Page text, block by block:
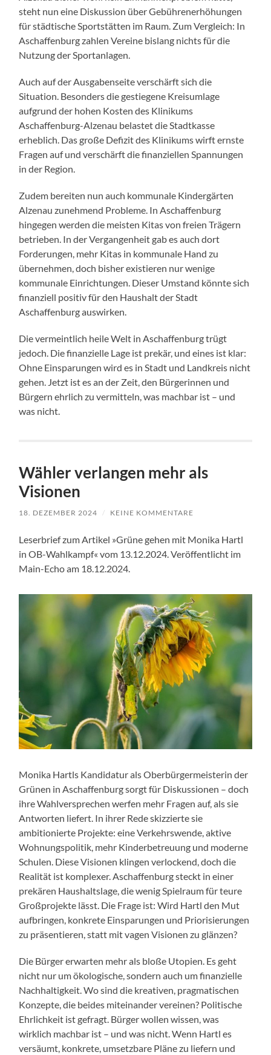
steht nun eine Diskussion über Gebührenerhöhungen
für städtische Sportstätten im Raum. Zum Vergleich: In
Aschaffenburg zahlen Vereine bislang nichts für die
Nutzung der Sportanlagen.
Auch auf der Ausgabenseite verschärft sich die
Situation. Besonders die gestiegene Kreisumlage
aufgrund der hohen Kosten des Klinikums
Aschaffenburg-Alzenau belastet die Stadtkasse
erheblich. Das große Defizit des Klinikums wirft ernste
Fragen auf und verschärft die finanziellen Spannungen
in der Region.
Zudem bereiten nun auch kommunale Kindergärten
Alzenau zunehmend Probleme. In Aschaffenburg
hingegen werden die meisten Kitas von freien Trägern
betrieben. In der Vergangenheit gab es auch dort
Forderungen, mehr Kitas in kommunale Hand zu
übernehmen, doch bisher existieren nur wenige
kommunale Einrichtungen. Dieser Umstand könnte sich
finanziell positiv für den Haushalt der Stadt
Aschaffenburg auswirken.
Die vermeintlich heile Welt in Aschaffenburg trügt
jedoch. Die finanzielle Lage ist prekär, und eines ist klar:
Ohne Einsparungen wird es in Stadt und Landkreis nicht
gehen. Jetzt ist es an der Zeit, den Bürgerinnen und
Bürgern ehrlich zu vermitteln, was machbar ist – und
was nicht.
Wähler verlangen mehr als
Visionen
18. DEZEMBER 2024 / KEINE KOMMENTARE
Leserbrief zum Artikel »Grüne gehen mit Monika Hartl
in OB-Wahlkampf« vom 13.12.2024. Veröffentlicht im
Main-Echo am 18.12.2024.
Monika Hartls Kandidatur als Oberbürgermeisterin der
Grünen in Aschaffenburg sorgt für Diskussionen – doch
ihre Wahlversprechen werfen mehr Fragen auf, als sie
Antworten liefert. In ihrer Rede skizzierte sie
ambitionierte Projekte: eine Verkehrswende, aktive
Wohnungspolitik, mehr Kinderbetreuung und moderne
Schulen. Diese Visionen klingen verlockend, doch die
Realität ist komplexer. Aschaffenburg steckt in einer
prekären Haushaltslage, die wenig Spielraum für teure
Großprojekte lässt. Die Frage ist: Wird Hartl den Mut
aufbringen, konkrete Einsparungen und Priorisierungen
zu präsentieren, statt mit vagen Visionen zu glänzen?
Die Bürger erwarten mehr als bloße Utopien. Es geht
nicht nur um ökologische, sondern auch um finanzielle
Nachhaltigkeit. Wo sind die kreativen, pragmatischen
Konzepte, die beides miteinander vereinen? Politische
Ehrlichkeit ist gefragt. Bürger wollen wissen, was
wirklich machbar ist – und was nicht. Wenn Hartl es
versäumt, konkrete, umsetzbare Pläne zu liefern und